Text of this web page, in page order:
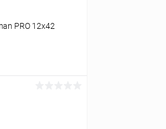
PRO 12x42